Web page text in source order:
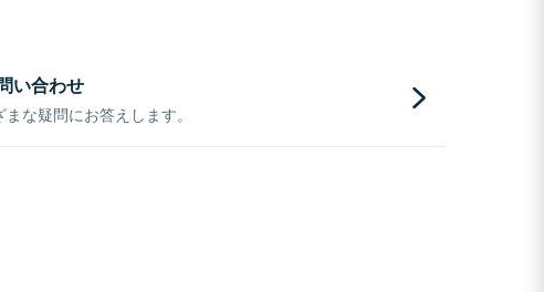
い合わせ
な疑問にお答えします。